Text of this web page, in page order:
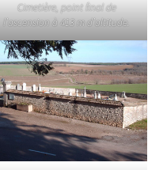
Cimetière, point final de
l’ascension à 413 m d’altitude.